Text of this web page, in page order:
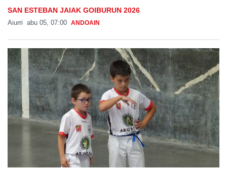
SAN ESTEBAN JAIAK GOIBURUN 2026
Aiurri abu 05, 07:00 ANDOAIN